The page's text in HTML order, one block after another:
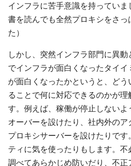
インフラに苦手意識を持ってい
書を読んでも全然プロキシをさ
た）
しかし、突然インフラ部門に異
でインフラが面白くなったタイ
が面白くなったかというと、ど
ることで何に対応できるのかが
す。例えば、稼働が停止しない
オーバーを設けたり、社内外の
プロキシサーバーを設けたりです
ティに気を使ったりもします。
調べてあらかじめ防いだり、不